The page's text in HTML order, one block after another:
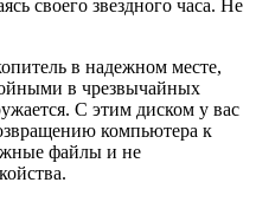
своего звездного часа. Не
в надежном месте,
в чрезвычайных
С этим диском у вас
компьютера к
файлы и не